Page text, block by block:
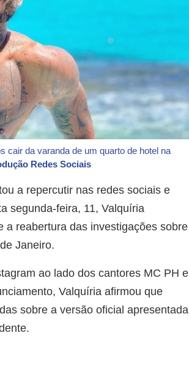
cair da varanda de um quarto de hotel na
Redes Sociais
a repercutir nas redes sociais e
segunda-feira, 11, Valquíria
a reabertura das investigações sobre
Janeiro.
ao lado dos cantores MC PH e
Valquíria afirmou que
sobre a versão oficial apresentada